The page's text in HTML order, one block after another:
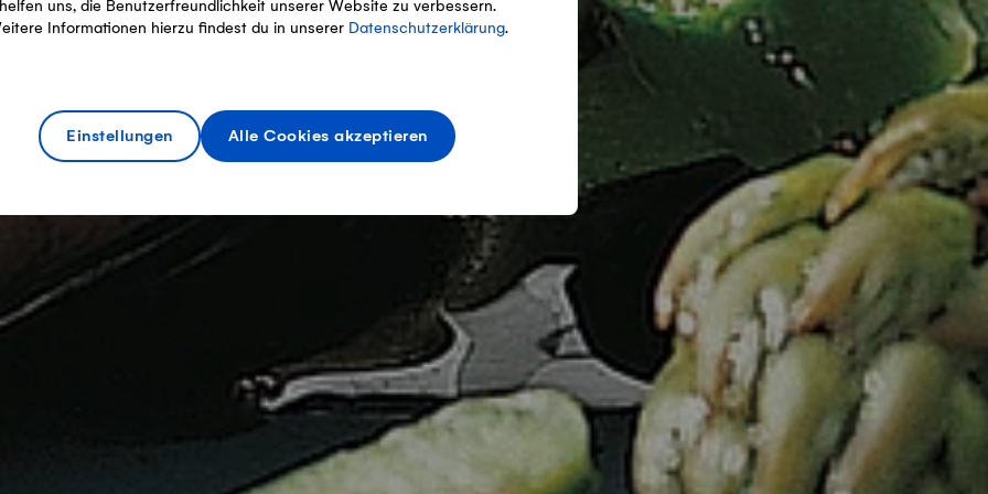
uns, die Benutzerfreundlichkeit unserer Website zu verbessern.
Informationen hierzu findest du in unserer Datenschutzerklärung.
Einstellungen Alle Cookies akzeptieren